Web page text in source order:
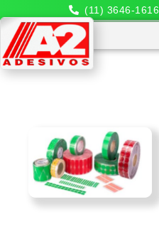
(11) 3646-1616